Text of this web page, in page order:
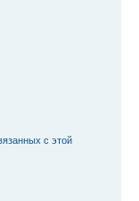
с этой